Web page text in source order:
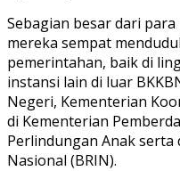
Sebagian besar dari
mereka sempat
pemerintahan, baik di
instansi lain di luar
Negeri, Kementerian
di Kementerian
Perlindungan Anak serta
Nasional (BRIN).